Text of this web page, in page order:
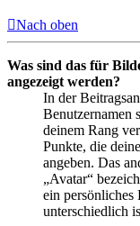
Nach oben
Was sind das für
angezeigt werden?
In der
Benutzernamen
deinem Rang
Punkte, die
angeben. Das
„Avatar“
ein
unterschiedlich